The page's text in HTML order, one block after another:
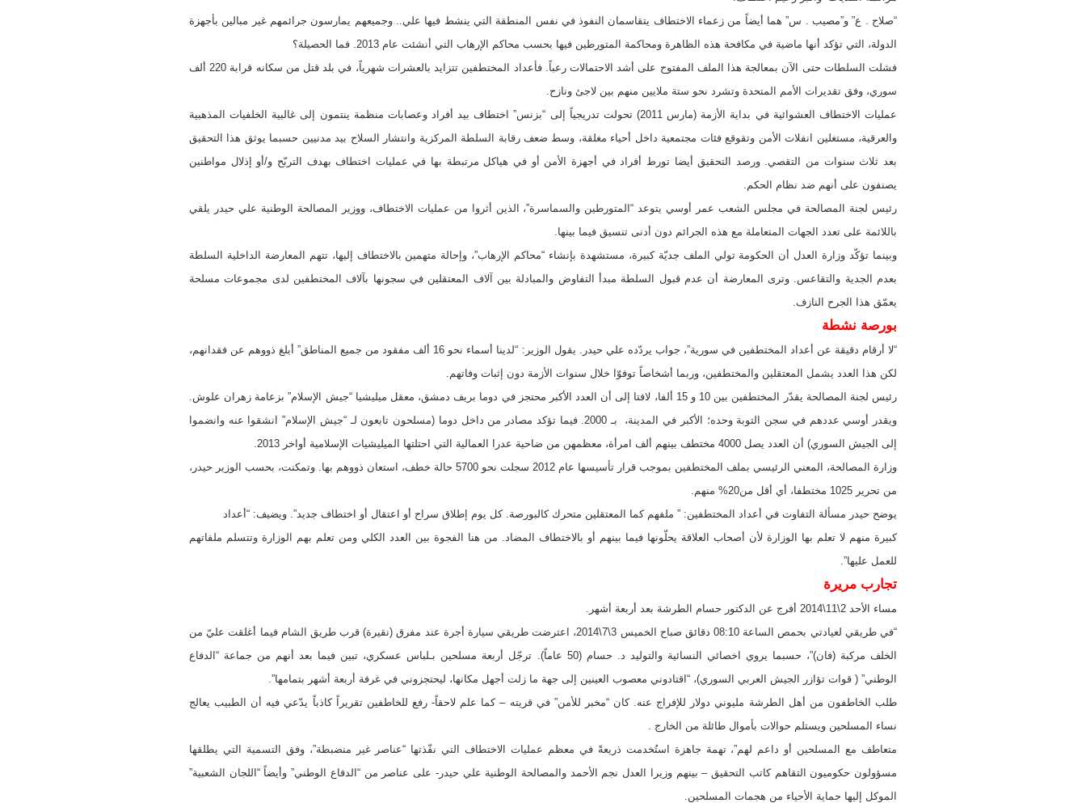
“صلاح . ع” و”مصيب . س” هما أيضاً من زعماء الاختطاف يتقاسمان النفوذ في نفس المنطقة التي ينشط فيها علي.. وجميعهم يمارسون جرائمهم غير مبالين بأجهزة
الدولة، التي تؤكد أنها ماضية في مكافحة هذه الظاهرة ومحاكمة المتورطين فيها بحسب محاكم الإرهاب التي أنشئت عام 2013. فما الحصيلة؟
فشلت السلطات حتى الآن بمعالجة هذا الملف المفتوح على أشد الاحتمالات رعباً. فأعداد المختطفين تتزايد بالعشرات شهرياً، في بلد قتل من سكانه قرابة 220 ألف
سوري، وفق تقديرات الأمم المتحدة وتشرد نحو ستة ملايين منهم بين لاجئ ونازح.
عمليات الاختطاف العشوائية في بداية الأزمة (مارس 2011) تحولت تدريجياً إلى “بزنس” اختطاف بيد أفراد وعصابات منظمة ينتمون إلى غالبية الخلفيات المذهبية
والعرقية، مستغلين انفلات الأمن وتقوقع فئات مجتمعية داخل أحياء مغلقة، وسط ضعف رقابة السلطة المركزية وانتشار السلاح بيد مدنيين حسبما يوثق هذا التحقيق
بعد ثلاث سنوات من التقصي. ورصد التحقيق أيضا تورط أفراد في أجهزة الأمن أو في هياكل مرتبطة بها في عمليات اختطاف بهدف التربّح و/أو إذلال مواطنين
يصنفون على أنهم ضد نظام الحكم.
رئيس لجنة المصالحة في مجلس الشعب عمر أوسي يتوعد “المتورطين والسماسرة”، الذين أثروا من عمليات الاختطاف، ووزير المصالحة الوطنية علي حيدر يلقي
باللائمة على تعدد الجهات المتعاملة مع هذه الجرائم دون أدنى تنسيق فيما بينها.
وبينما تؤكّد وزارة العدل أن الحكومة تولي الملف جديّة كبيرة، مستشهدة بإنشاء “محاكم الإرهاب”، وإحالة متهمين بالاختطاف إليها، تتهم المعارضة الداخلية السلطة
بعدم الجدية والتقاعس. وترى المعارضة أن عدم قبول السلطة مبدأ التفاوض والمبادلة بين آلاف المعتقلين في سجونها بآلاف المختطفين لدى مجموعات مسلحة
يعمّق هذا الجرح النازف.
بورصة نشطة
“لا أرقام دقيقة عن أعداد المختطفين في سورية”، جواب يردّده علي حيدر. يقول الوزير: “لدينا أسماء نحو 16 ألف مفقود من جميع المناطق” أبلغ ذووهم عن فقدانهم،
لكن هذا العدد يشمل المعتقلين والمختطفين، وربما أشخاصاً توفوّا خلال سنوات الأزمة دون إثبات وفاتهم.
رئيس لجنة المصالحة يقدّر المختطفين بين 10 و 15 ألفا، لافتا إلى أن العدد الأكبر محتجز في دوما بريف دمشق، معقل ميليشيا “جيش الإسلام” بزعامة زهران علوش.
ويقدر أوسي عددهم في سجن التوبة وحده؛ الأكبر في المدينة، بـ 2000. فيما تؤكد مصادر من داخل دوما (مسلحون تابعون لـ “جيش الإسلام” انشقوا عنه وانضموا
إلى الجيش السوري) أن العدد يصل 4000 مختطف بينهم ألف امرأة، معظمهن من ضاحية عدرا العمالية التي احتلتها الميليشيات الإسلامية أواخر 2013.
وزارة المصالحة، المعني الرئيسي بملف المختطفين بموجب قرار تأسيسها عام 2012 سجلت نحو 5700 حالة خطف، استعان ذووهم بها. وتمكنت، بحسب الوزير حيدر،
من تحرير 1025 مختطفا، أي أقل من20% منهم.
يوضح حيدر مسألة التفاوت في أعداد المختطفين: ” ملفهم كما المعتقلين متحرك كالبورصة. كل يوم إطلاق سراح أو اعتقال أو اختطاف جديد”. ويضيف: “أعداد
كبيرة منهم لا تعلم بها الوزارة لأن أصحاب العلاقة يحلّونها فيما بينهم أو بالاختطاف المضاد. من هنا الفجوة بين العدد الكلي ومن تعلم بهم الوزارة وتتسلم ملفاتهم
للعمل عليها”.
تجارب مريرة
مساء الأحد 2\11\2014 أفرج عن الدكتور حسام الطرشة بعد أربعة أشهر.
“في طريقي لعيادتي بحمص الساعة 08:10 دقائق صباح الخميس 3\7\2014، اعترضت طريقي سيارة أجرة عند مفرق (نقيرة) قرب طريق الشام فيما أغلقت عليّ من
الخلف مركبة (فان)”، حسبما يروي اخصائي النسائية والتوليد د. حسام (50 عاماً). ترجّل أربعة مسلحين بـلباس عسكري، تبين فيما بعد أنهم من جماعة “الدفاع
الوطني” ( قوات تؤازر الجيش العربي السوري)، “اقتادوني معصوب العينين إلى جهة ما زلت أجهل مكانها، ليحتجزوني في غرفة أربعة أشهر بتمامها”.
طلب الخاطفون من أهل الطرشة مليوني دولار للإفراج عنه. كان “مخبر للأمن” في قريته – كما علم لاحقاً- رفع للخاطفين تقريراً كاذباً يدّعي فيه أن الطبيب يعالج
نساء المسلحين ويستلم حوالات بأموال طائلة من الخارج .
متعاطف مع المسلحين أو داعم لهم”، تهمة جاهزة استُخدمت ذريعةً في معظم عمليات الاختطاف التي نفّذتها “عناصر غير منضبطة”، وفق التسمية التي يطلقها
مسؤولون حكوميون التقاهم كاتب التحقيق – بينهم وزيرا العدل نجم الأحمد والمصالحة الوطنية علي حيدر- على عناصر من “الدفاع الوطني” وأيضاً “اللجان الشعبية”
الموكل إليها حماية الأحياء من هجمات المسلحين.